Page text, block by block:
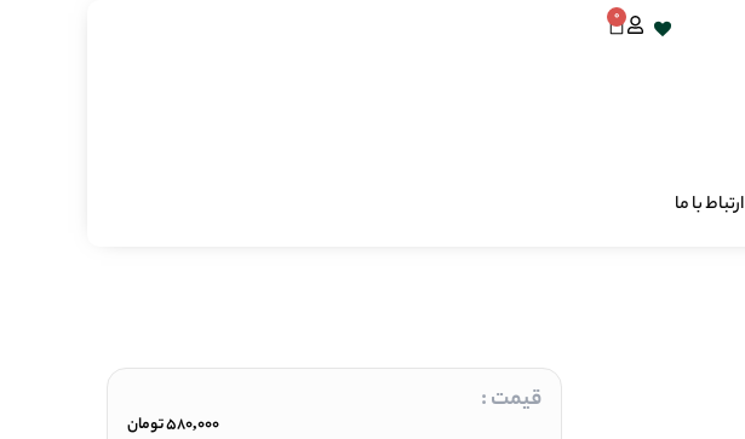
0
ارتباط با ما
قیمت :
580,000تومان